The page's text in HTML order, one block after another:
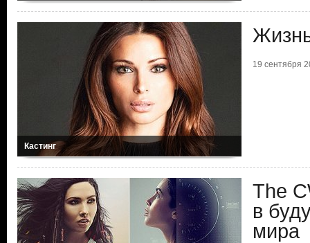
Кастинг
19 сентября
The
в
мира